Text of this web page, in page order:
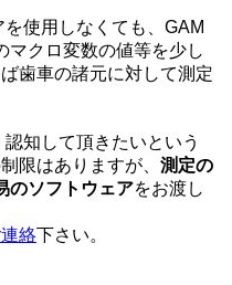
使用しなくても、GAM
マクロ変数の値等を少し
歯車の諸元に対して測定
知して頂きたいという
限はありますが、 測定の
のソフトウェアをお渡し
絡下さい。